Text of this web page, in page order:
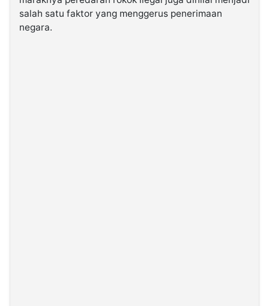
salah satu faktor yang menggerus penerimaan
negara.